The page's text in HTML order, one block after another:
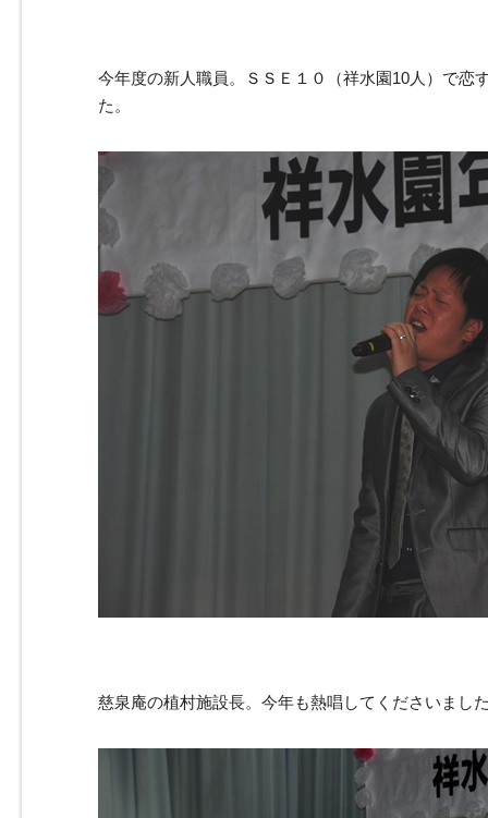
今年度の新人職員。ＳＳＥ１０（祥水園10人）で恋
た。
慈泉庵の植村施設長。今年も熱唱してくださいまし